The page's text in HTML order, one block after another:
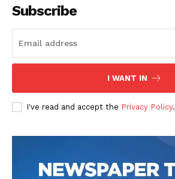
Subscribe
I WANT IN
I've read and accept the Privacy Policy.